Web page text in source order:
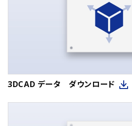
3DCAD データ ダウンロード